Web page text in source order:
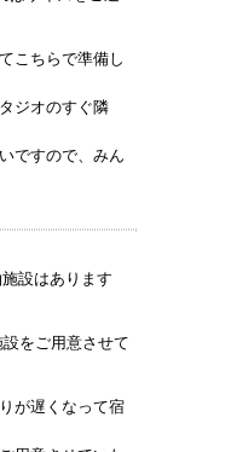
ちらで準備し
オのすぐ隣
すので、みん
設はあります
をご用意させて
遅くなって宿